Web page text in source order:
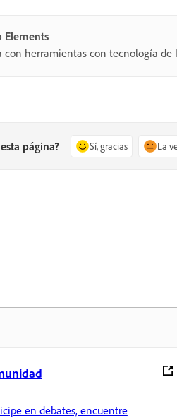
Elements
con herramientas con tecnología de
página? Sí, gracias La
en debates, encuentre